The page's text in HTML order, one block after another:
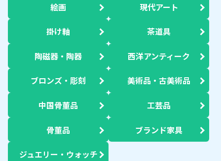
絵画 現代アート
掛け軸 茶道具
陶磁器・陶器 西洋アンティーク
ブロンズ・彫刻 美術品・古美術品
中国骨董品 工芸品
骨董品 ブランド家具
ジュエリー・ウォッチ